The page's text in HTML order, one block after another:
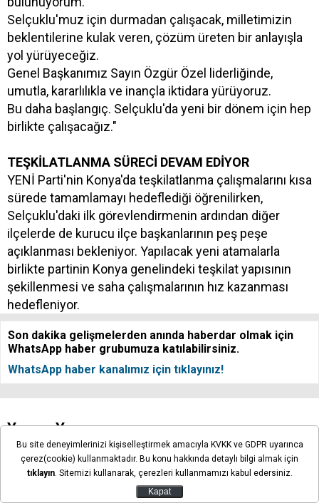
Selçuklu'muz için durmadan çalışacak, milletimizin
beklentilerine kulak veren, çözüm üreten bir anlayışla
yol yürüyeceğiz.
Genel Başkanımız Sayın Özgür Özel liderliğinde,
umutla, kararlılıkla ve inançla iktidara yürüyoruz.
Bu daha başlangıç. Selçuklu'da yeni bir dönem için hep
birlikte çalışacağız."
TEŞKİLATLANMA SÜRECİ DEVAM EDİYOR
YENİ Parti'nin Konya'da teşkilatlanma çalışmalarını kısa
sürede tamamlamayı hedeflediği öğrenilirken,
Selçuklu'daki ilk görevlendirmenin ardından diğer
ilçelerde de kurucu ilçe başkanlarının peş peşe
açıklanması bekleniyor. Yapılacak yeni atamalarla
birlikte partinin Konya genelindeki teşkilat yapısının
şekillenmesi ve saha çalışmalarının hız kazanması
hedefleniyor.
Son dakika gelişmelerden anında haberdar olmak için
WhatsApp haber grubumuza katılabilirsiniz.
WhatsApp haber kanalımız için tıklayınız!
Yorum Yap
Bu site deneyimlerinizi kişiselleştirmek amacıyla KVKK ve GDPR uyarınca
çerez(cookie) kullanmaktadır. Bu konu hakkında detaylı bilgi almak için
tıklayın. Sitemizi kullanarak, çerezleri kullanmamızı kabul edersiniz.
Kapat